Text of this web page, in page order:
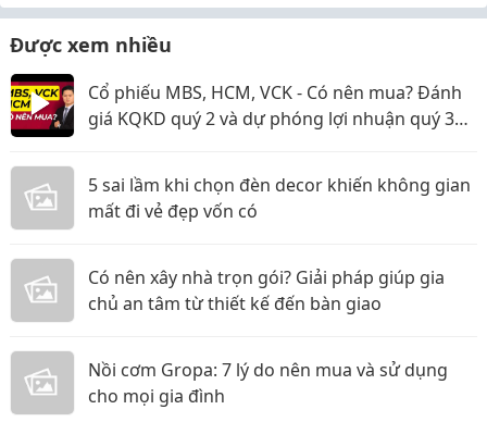
Được xem nhiều
Cổ phiếu MBS, HCM, VCK - Có nên mua? Đánh
giá KQKD quý 2 và dự phóng lợi nhuận quý 3
5 sai lầm khi chọn đèn decor khiến không gian
mất đi vẻ đẹp vốn có
Có nên xây nhà trọn gói? Giải pháp giúp gia
chủ an tâm từ thiết kế đến bàn giao
Nồi cơm Gropa: 7 lý do nên mua và sử dụng
cho mọi gia đình